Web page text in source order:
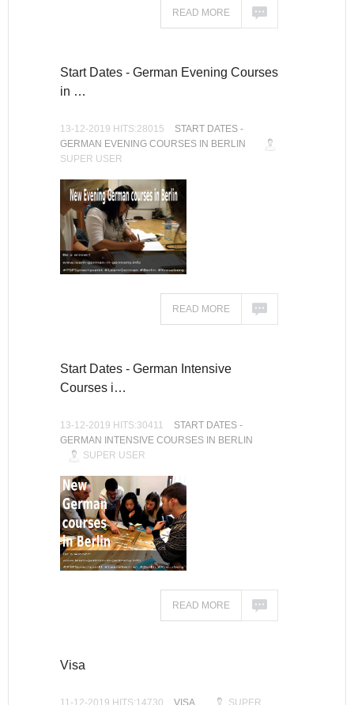
READ MORE
Start Dates - German Evening Courses
in …
13-12-2019 HITS:28015
START DATES -
GERMAN EVENING COURSES IN BERLIN
SUPER USER
READ MORE
Start Dates - German Intensive
Courses i…
13-12-2019 HITS:30411
START DATES -
GERMAN INTENSIVE COURSES IN BERLIN
SUPER USER
READ MORE
Visa